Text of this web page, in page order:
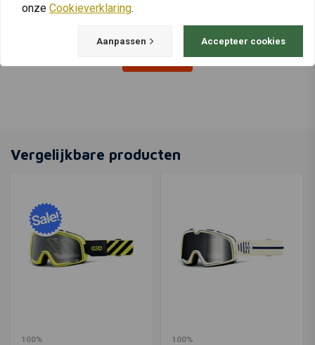
Vergelijkbare producten
100% 100%
onze Cookieverklaring.
Aanpassen Accepteer cookies